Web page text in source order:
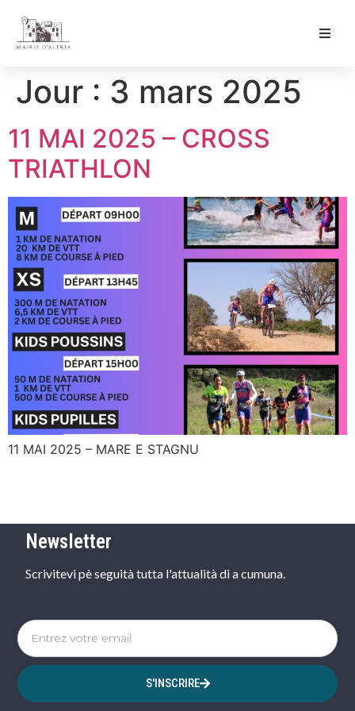
Jour : 3 mars 2025
11 MAI 2025 – CROSS
TRIATHLON
11 MAI 2025 – MARE E STAGNU
Newsletter
Scrivitevi pè seguità tutta l'attualità di a cumuna.
S'INSCRIRE